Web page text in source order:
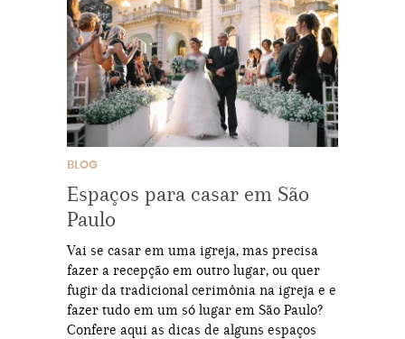
BLOG
Espaços para casar em São
Paulo
Vai se casar em uma igreja, mas precisa
fazer a recepção em outro lugar, ou quer
fugir da tradicional cerimônia na igreja e e
fazer tudo em um só lugar em São Paulo?
Confere aqui as dicas de alguns espaços